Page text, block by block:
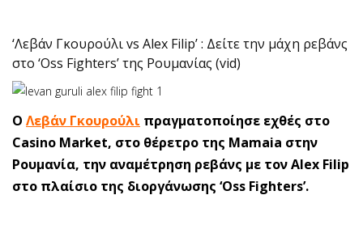
‘Λεβάν Γκουρούλι vs Alex Filip’ : Δείτε την μάχη ρεβάνς
στο ‘Oss Fighters’ της Ρουμανίας (vid)
Ο Λεβάν Γκουρούλι πραγματοποίησε εχθές στο
Casino Market, στο θέρετρο της Mamaia στην
Ρουμανία, την αναμέτρηση ρεβάνς με τον Alex Filip
στο πλαίσιο της διοργάνωσης ‘Oss Fighters’.